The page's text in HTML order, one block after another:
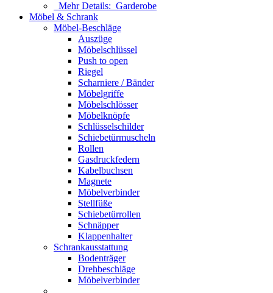
Mehr Details: Garderobe
Möbel & Schrank
Möbel-Beschläge
Auszüge
Möbelschlüssel
Push to open
Riegel
Scharniere / Bänder
Möbelgriffe
Möbelschlösser
Möbelknöpfe
Schlüsselschilder
Schiebetürmuscheln
Rollen
Gasdruckfedern
Kabelbuchsen
Magnete
Möbelverbinder
Stellfüße
Schiebetürrollen
Schnäpper
Klappenhalter
Schrankausstattung
Bodenträger
Drehbeschläge
Möbelverbinder